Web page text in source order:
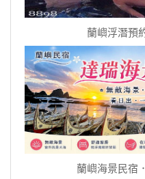
蘭嶼浮潛預
蘭嶼海景民宿